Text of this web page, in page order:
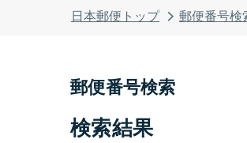
日本郵便トップ 郵便番号検
郵便番号検索
検索結果